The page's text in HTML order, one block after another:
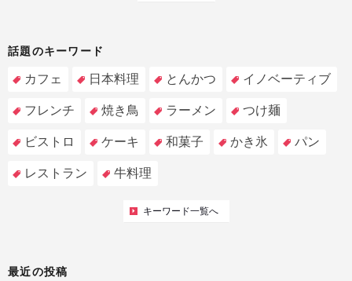
話題のキーワード
カフェ 日本料理 とんかつ イノベーティブ
フレンチ 焼き鳥 ラーメン つけ麺
ビストロ ケーキ 和菓子 かき氷 パン
レストラン 牛料理
キーワード一覧へ
最近の投稿